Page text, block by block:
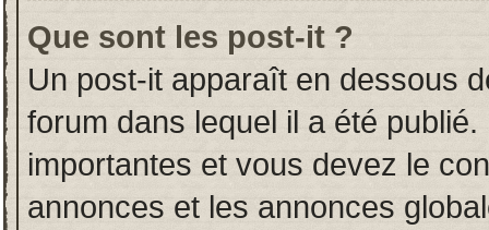
Que sont les post-it ?
Un post-it apparaît en dessous
forum dans lequel il a été
importantes et vous devez le
annonces et les annonces